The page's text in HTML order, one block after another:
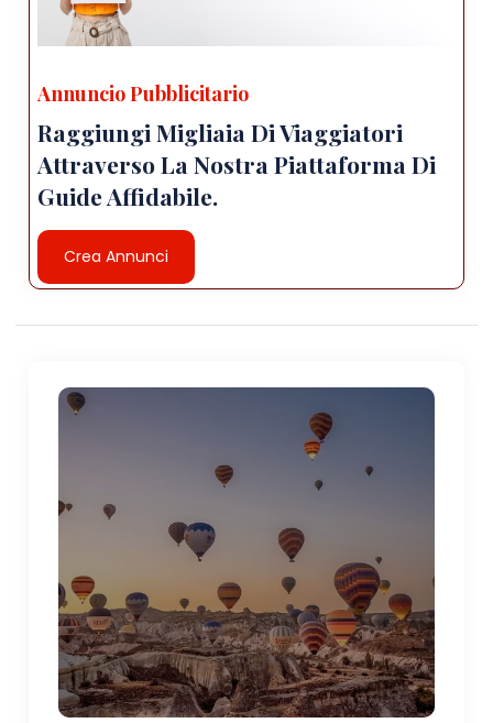
Annuncio Pubblicitario
Raggiungi Migliaia Di Viaggiatori
Attraverso La Nostra Piattaforma Di
Guide Affidabile.
Crea Annunci